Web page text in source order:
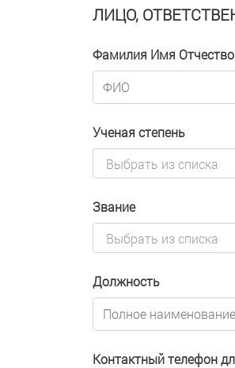
ЛИЦО,
Фамилия Имя Отчество
Ученая степень
Звание
Должность
Контактный телефон